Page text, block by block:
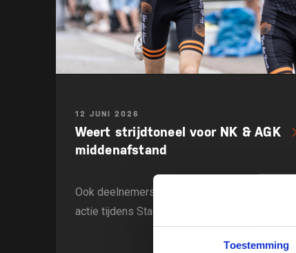
Toestemming
12 JUNI 2026
Weert strijdtoneel voor NK & AGK
middenafstand
Ook deelnemers Schuiteman 2eDivisie Zuid in
actie tijdens Stadstriathlon Weert